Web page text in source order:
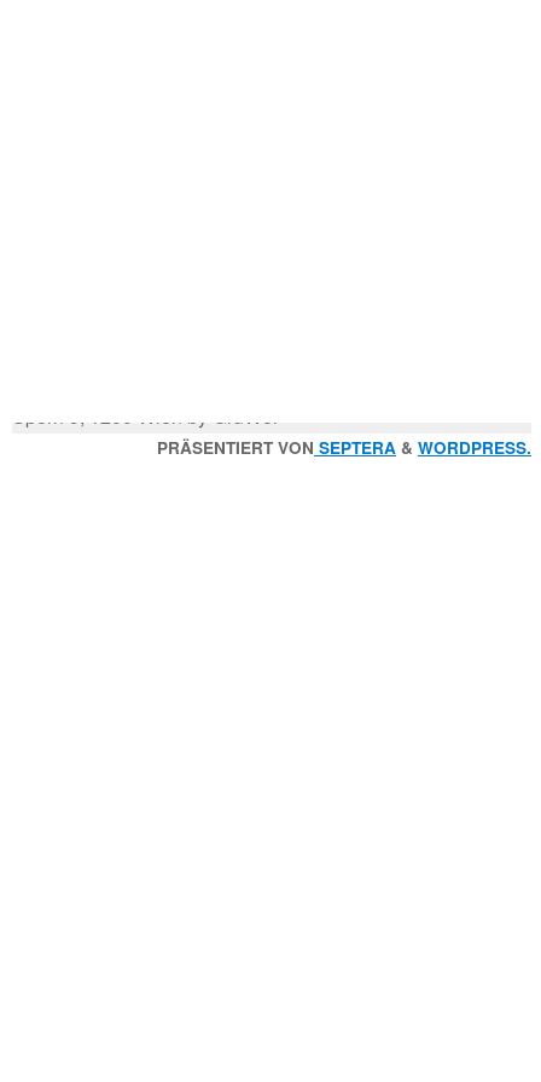
Sporn 9, 1200 Wien by GruWol
PRÄSENTIERT VON SEPTERA & WORDPRESS.